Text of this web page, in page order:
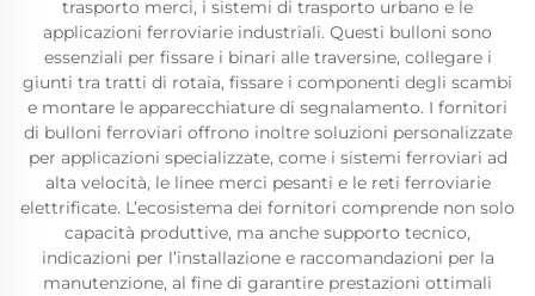
trasporto merci, i sistemi di trasporto urbano e le
applicazioni ferroviarie industriali. Questi bulloni sono
essenziali per fissare i binari alle traversine, collegare i
giunti tra tratti di rotaia, fissare i componenti degli scambi
e montare le apparecchiature di segnalamento. I fornitori
di bulloni ferroviari offrono inoltre soluzioni personalizzate
per applicazioni specializzate, come i sistemi ferroviari ad
alta velocità, le linee merci pesanti e le reti ferroviarie
elettrificate. L’ecosistema dei fornitori comprende non solo
capacità produttive, ma anche supporto tecnico,
indicazioni per l’installazione e raccomandazioni per la
manutenzione, al fine di garantire prestazioni ottimali